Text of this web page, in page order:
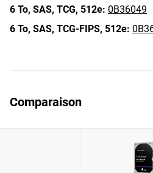
6 To, SAS, TCG, 512e: 0B36049
6 To, SAS, TCG-FIPS, 512e:
Comparaison